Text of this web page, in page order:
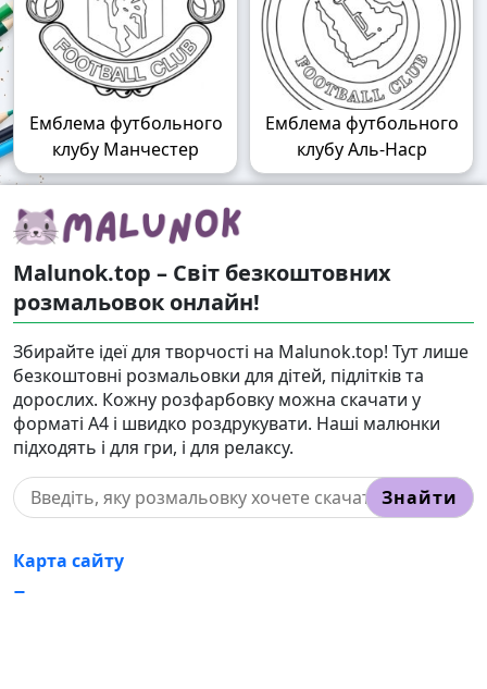
Емблема футбольного
клубу Манчестер
Емблема футбольного
клубу Аль-Наср
Malunok.top – Світ безкоштовних
розмальовок онлайн!
Збирайте ідеї для творчості на Malunok.top! Тут лише
безкоштовні розмальовки для дітей, підлітків та
дорослих. Кожну розфарбовку можна скачати у
форматі А4 і швидко роздрукувати. Наші малюнки
підходять і для гри, і для релаксу.
Знайти
Карта сайту
Правовласникам